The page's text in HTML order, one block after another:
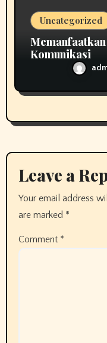
Uncategorized
Komunikasi
Leave a
Your email address
are marked *
Comment *